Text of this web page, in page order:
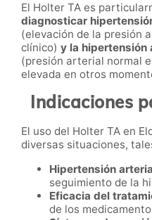
El Holter TA es
diagnosticar
(elevación de la presión
clínico) y la hipertensión
(presión arterial normal
elevada en otros
Indicaciones
El uso del Holter TA en
diversas situaciones,
Hipertensión
seguimiento de la
Eficacia del
de los